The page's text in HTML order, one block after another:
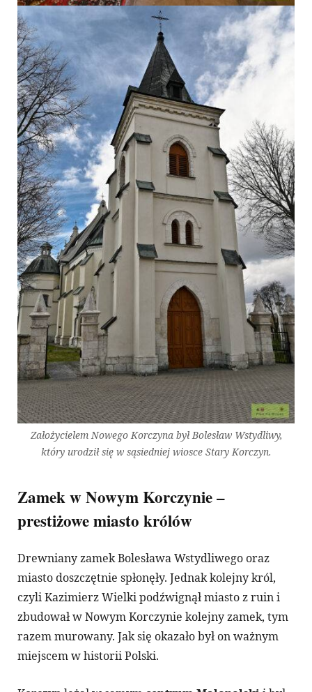
Założycielem Nowego Korczyna był Bolesław Wstydliwy,
który urodził się w sąsiedniej wiosce Stary Korczyn.
Zamek w Nowym Korczynie –
prestiżowe miasto królów
Drewniany zamek Bolesława Wstydliwego oraz
miasto doszczętnie spłonęły. Jednak kolejny król,
czyli Kazimierz Wielki podźwignął miasto z ruin i
zbudował w Nowym Korczynie kolejny zamek, tym
razem murowany. Jak się okazało był on ważnym
miejscem w historii Polski.